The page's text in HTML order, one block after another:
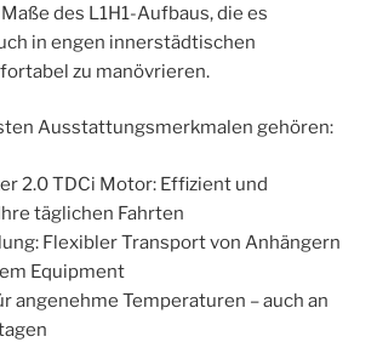
des L1H1-Aufbaus, die es
in engen innerstädtischen
zu manövrieren.
Ausstattungsmerkmalen gehören:
2.0 TDCi Motor: Effizient und
täglichen Fahrten
Flexibler Transport von Anhängern
Equipment
angenehme Temperaturen – auch an